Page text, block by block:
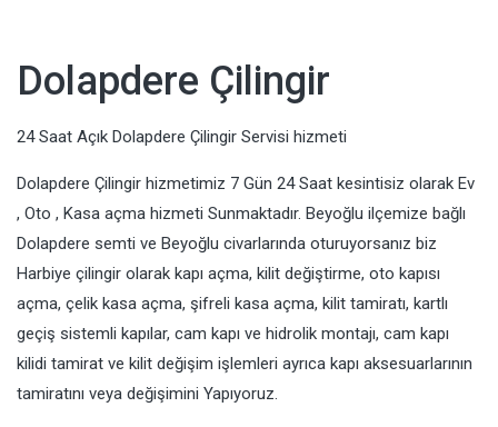
Dolapdere Çilingir
24 Saat Açık Dolapdere Çilingir Servisi hizmeti
Dolapdere Çilingir hizmetimiz 7 Gün 24 Saat kesintisiz olarak Ev
, Oto , Kasa açma hizmeti Sunmaktadır. Beyoğlu ilçemize bağlı
Dolapdere semti ve Beyoğlu civarlarında oturuyorsanız biz
Harbiye çilingir olarak kapı açma, kilit değiştirme, oto kapısı
açma, çelik kasa açma, şifreli kasa açma, kilit tamiratı, kartlı
geçiş sistemli kapılar, cam kapı ve hidrolik montajı, cam kapı
kilidi tamirat ve kilit değişim işlemleri ayrıca kapı aksesuarlarının
tamiratını veya değişimini Yapıyoruz.